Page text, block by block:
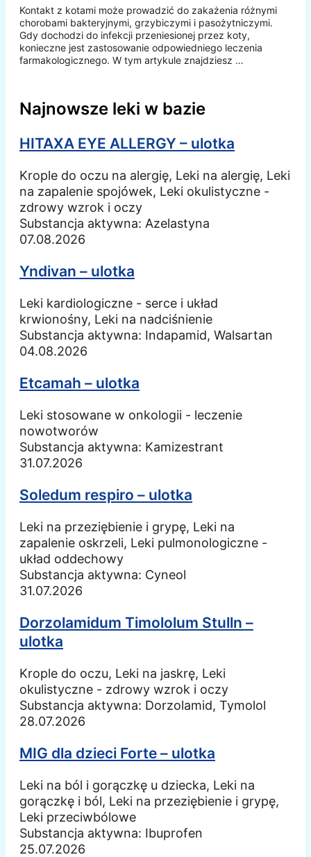
Kontakt z kotami może prowadzić do zakażenia różnymi
chorobami bakteryjnymi, grzybiczymi i pasożytniczymi.
Gdy dochodzi do infekcji przeniesionej przez koty,
konieczne jest zastosowanie odpowiedniego leczenia
farmakologicznego. W tym artykule znajdziesz …
Najnowsze leki w bazie
HITAXA EYE ALLERGY – ulotka
Krople do oczu na alergię, Leki na alergię, Leki
na zapalenie spojówek, Leki okulistyczne -
zdrowy wzrok i oczy
Substancja aktywna: Azelastyna
07.08.2026
Yndivan – ulotka
Leki kardiologiczne - serce i układ
krwionośny, Leki na nadciśnienie
Substancja aktywna: Indapamid, Walsartan
04.08.2026
Etcamah – ulotka
Leki stosowane w onkologii - leczenie
nowotworów
Substancja aktywna: Kamizestrant
31.07.2026
Soledum respiro – ulotka
Leki na przeziębienie i grypę, Leki na
zapalenie oskrzeli, Leki pulmonologiczne -
układ oddechowy
Substancja aktywna: Cyneol
31.07.2026
Dorzolamidum Timololum Stulln –
ulotka
Krople do oczu, Leki na jaskrę, Leki
okulistyczne - zdrowy wzrok i oczy
Substancja aktywna: Dorzolamid, Tymolol
28.07.2026
MIG dla dzieci Forte – ulotka
Leki na ból i gorączkę u dziecka, Leki na
gorączkę i ból, Leki na przeziębienie i grypę,
Leki przeciwbólowe
Substancja aktywna: Ibuprofen
25.07.2026